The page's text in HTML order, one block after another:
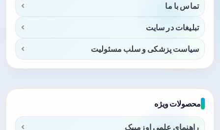
تماس با ما
تبلیغات در سایت
سیاست پزشکی و سلب مسئولیت
محصولات ویژه
راهنمای علمی اوزمپیک